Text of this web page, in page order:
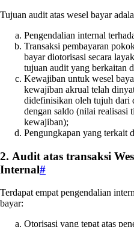
Tujuan audit atas wesel bayar
Pengendalian internal
Transaksi pembayaran
bayar diotorisasi secara
tujuan audit yang berkaitan
Kewajiban untuk wesel
kewajiban akrual telah
didefinisikan oleh tujuh dari
dengan saldo (nilai realisasi
kewajiban);
Pengungkapan yang terkait
2. Audit atas transaksi
Internal#
Terdapat empat pengendalian
bayar:
Otorisasi yang tepat atas